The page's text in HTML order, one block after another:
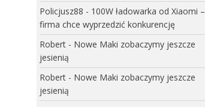
Policjusz88 - 100W ładowarka od Xiaomi –
firma chce wyprzedzić konkurencję
Robert- Nowe Maki zobaczymy jeszcze
jesienią
Robert- Nowe Maki zobaczymy jeszcze
jesienią